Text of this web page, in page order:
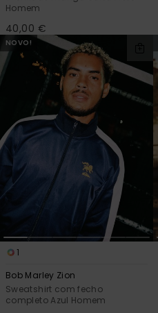
Homem
40,00 €
NOVO!
1
Bob Marley Zion
Sweatshirt com fecho
completo Azul Homem